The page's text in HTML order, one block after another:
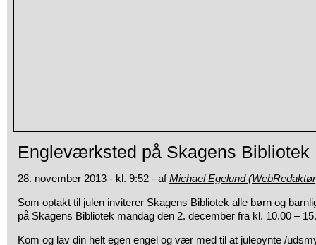
Engleværksted på Skagens Bibliotek
28. november 2013 - kl. 9:52 - afMichael Egelund
Som optakt til julen inviterer Skagens Bibliotek alle børn og
på Skagens Bibliotek mandag den 2. december fra kl. 10.00 –
Kom og lav din helt egen engel og vær med til at julepynte /